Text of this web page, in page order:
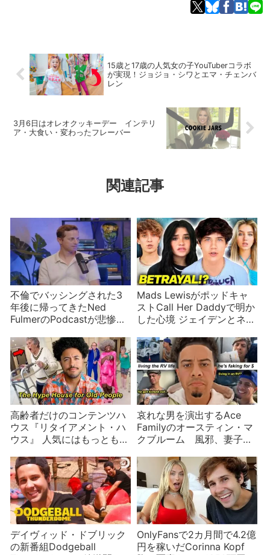
15歳と17歳の人気女の子YouTuberコラボ
が実現！ジョジョ・シワとエマ・チェンバ
レン
3月6日はオレオクッキーデー インテリ
ア・大食い・変わったフレーバー
関連記事
不倫でバッシングされた3
年後に帰ってきたNed
FulmerのPodcastが悲惨と
Mads Lewisがポッドキャ
ストCall Her Daddyで明か
した心境 ジェイデンとネッ
高齢者だけのコンテンツハ
ウス『リタイアメント・ハ
ウス』 人気にはもっともな
哀れな男を演出するAce
Familyのオースティン・マ
クブルーム 風邪、妻子の
局でバカにされる
デイヴィッド・ドブリック
の新番組Dodgeball
OnlyFansで2カ月間で4.2億
円を稼いだCorinna Kopf